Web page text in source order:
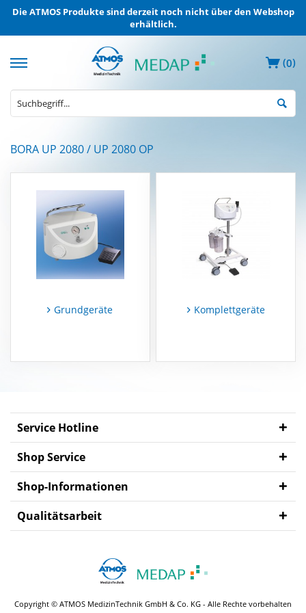
Die ATMOS Produkte sind derzeit noch nicht über den Webshop
erhältlich.
(0)
Elektrische
MEDAP
Entnahmegeräte
ZVA
MEDAP
BORA UP 2080 / UP 2080 OP
Grundgeräte Komplettgeräte
Service Hotline
Shop Service
Shop-Informationen
Qualitätsarbeit
Copyright © ATMOS MedizinTechnik GmbH & Co. KG - Alle Rechte vorbehalten